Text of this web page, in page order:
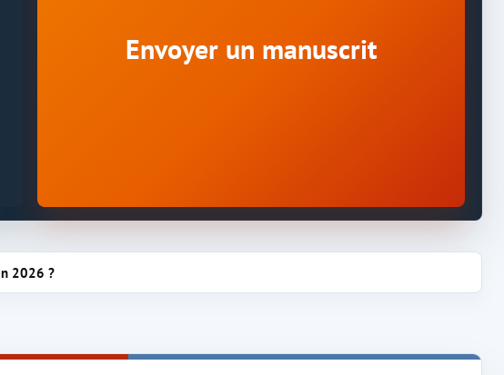
Envoyer un manuscrit
2026 ?